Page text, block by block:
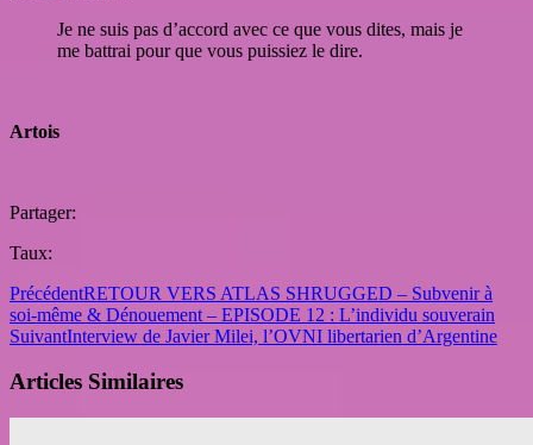
Je ne suis pas d’accord avec ce que vous dites, mais je
me battrai pour que vous puissiez le dire.
Artois
Partager:
Taux:
PrécédentRETOUR VERS ATLAS SHRUGGED – Subvenir à
soi-même & Dénouement – EPISODE 12 : L’individu souverain
SuivantInterview de Javier Milei, l’OVNI libertarien d’Argentine
Articles Similaires